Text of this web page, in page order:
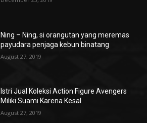
Ning – Ning, si orangutan yang meremas
payudara penjaga kebun binatang
August 27, 2019
Istri Jual Koleksi Action Figure Avengers
Miliki Suami Karena Kesal
August 27, 2019